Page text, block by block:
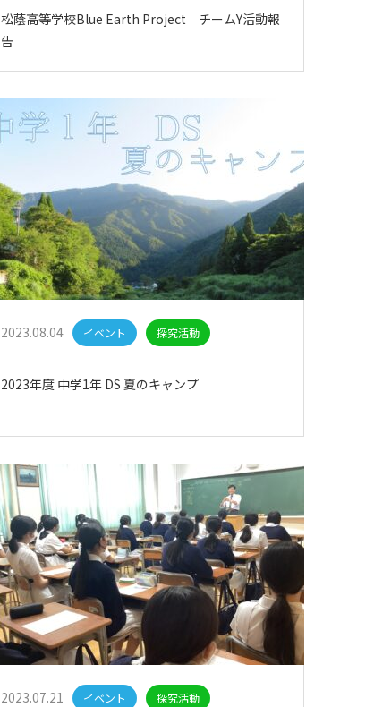
松蔭高等学校Blue Earth Project チームY活動報
告
2023.08.04 イベント 探究活動
2023年度 中学1年 DS 夏のキャンプ
2023.07.21 イベント 探究活動